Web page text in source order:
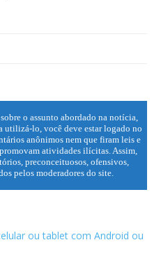
o assunto abordado na notícia,
utilizá-lo, você deve estar logado no
anônimos nem que firam leis e
atividades ilícitas. Assim,
preconceituosos, ofensivos,
pelos moderadores do site.